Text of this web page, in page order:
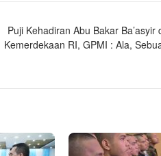
Puji Kehadiran Abu Bakar Ba’asyir
Kemerdekaan RI, GPMI : Ala,